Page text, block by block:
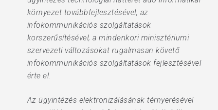
környezet továbbfejlesztésével, az
infokommunikációs szolgáltatások
korszerűsítésével, a mindenkori minisztériumi
szervezeti változásokat rugalmasan követő
infokommunikációs szolgáltatások fejlesztésével
érte el.
Az ügyintézés elektronizálásának térnyerésével